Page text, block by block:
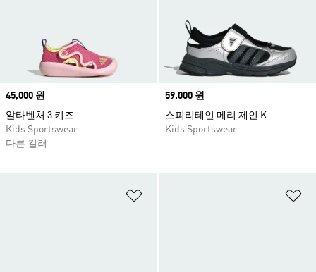
Price
45,000 원
알타벤처 3 키즈
Kids Sportswear
다른 컬러
Price
59,000 원
스피리테인 메리 제인 K
Kids Sportswear